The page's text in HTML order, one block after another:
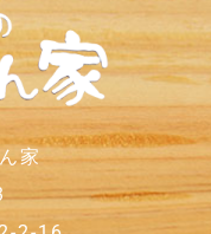
家